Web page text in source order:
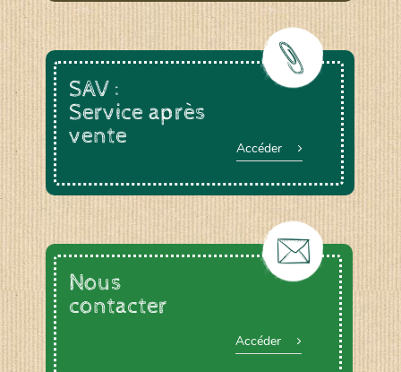
SAV :
Service après
vente
Accéder
Nous
contacter
Accéder